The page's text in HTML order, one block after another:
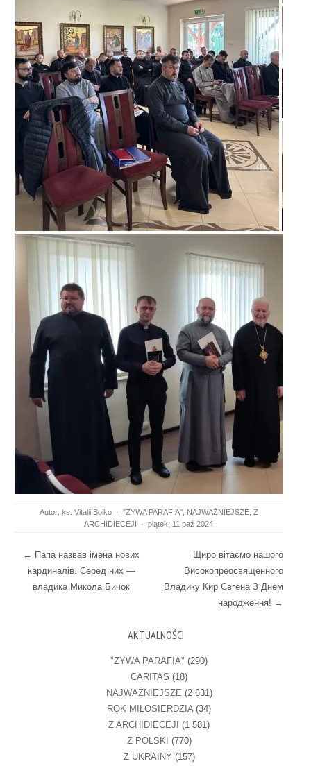
Autor: ks. Vitalii Boiko · "ŻYWA PARAFIA", NAJWAŻNIEJSZE, Z
ARCHIDIECEJI
· piątek, 11 paź 2024
Post navigation
← Папа назвав імена нових
кардиналів. Серед них —
владика Микола Бичок
Щиро вітаємо нашого
Високопреосвященного
Владику Кир Євгена З Днем
народження! →
AKTUALNOŚCI
"ŻYWA PARAFIA" (290)
CARITAS (18)
NAJWAŻNIEJSZE (2 631)
ROK MIŁOSIERDZIA(34)
Z ARCHIDIECEJI (1 581)
Z POLSKI (770)
Z UKRAINY (157)